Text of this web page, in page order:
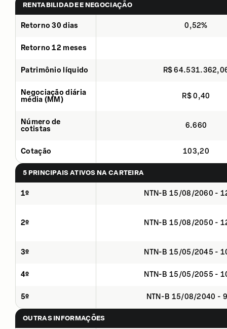
RENTABILIDADE E NEGOCIAÇÃO
Retorno 30 dias 0,52%
Retorno 12 meses
Patrimônio líquido R$
Negociação diária
média (MM)
R$ 0,40
Número de
cotistas
6.660
Cotação 103,20
5 PRINCIPAIS ATIVOS NA CARTEIRA
1º NTN-B 15/08/2060 -
2º NTN-B 15/08/2050 -
3º NTN-B 15/05/2045 -
4º NTN-B 15/05/2055 -
5º NTN-B 15/08/2040 -
OUTRAS INFORMAÇÕES